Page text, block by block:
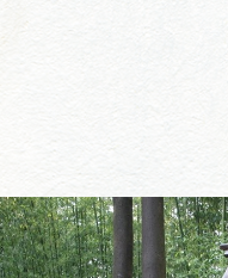
ぎふ旅レポーター記事
買い物・お土産